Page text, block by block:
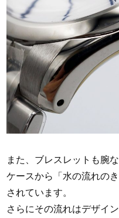
また、ブレスレットも腕
ケースから「水の流れの
されています。
さらにその流れはデザイ